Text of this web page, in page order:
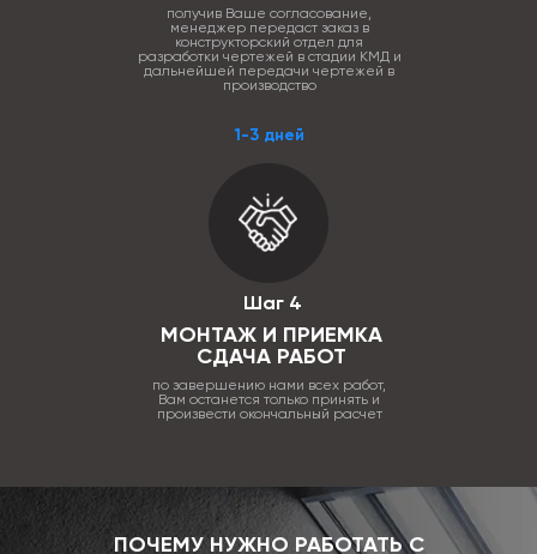
1-3 дней
Шаг 4
МОНТАЖ И ПРИЕМКА
СДАЧА РАБОТ
по завершению нами всех работ,
Вам останется только принять и
произвести окончальный расчет
получив Ваше согласование,
менеджер передаст заказ в
конструкторский отдел для
разработки чертежей в стадии КМД и
дальнейшей передачи чертежей в
производство
ПОЧЕМУ НУЖНО РАБОТАТЬ С